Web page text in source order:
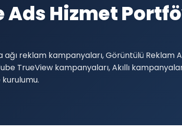
Ads Hizmet
reklam kampanyaları, Görüntülü Reklam
TrueView kampanyaları, Akıllı